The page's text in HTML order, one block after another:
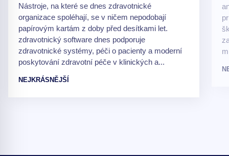
Nástroje, na které se dnes zdravotnické
organizace spoléhají, se v ničem nepodobají
papírovým kartám z doby před desítkami let.
zdravotnický software dnes podporuje
zdravotnické systémy, péči o pacienty a moderní
poskytování zdravotní péče v klinických a...
NEJKRÁSNĚJŠÍ